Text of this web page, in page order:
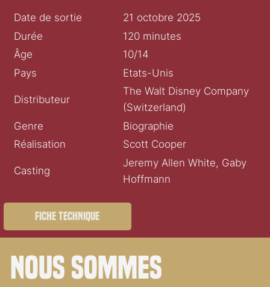
Date de sortie
21 octobre 2025
Durée
120 minutes
Âge
10/14
Pays
Etats-Unis
Distributeur
The Walt Disney Company
(Switzerland)
Genre
Biographie
Réalisation
Scott Cooper
Casting
Jeremy Allen White, Gaby
Hoffmann
Fiche technique
Nous sommes